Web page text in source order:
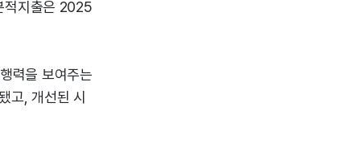
적지출은 2025
력을 보여주는
고, 개선된 시